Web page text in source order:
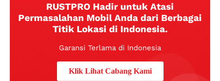
RUSTPRO Hadir untuk Atasi
Permasalahan Mobil Anda dari Berbagai
Titik Lokasi di Indonesia.
Garansi Terlama di Indonesia
Klik Lihat Cabang Kami